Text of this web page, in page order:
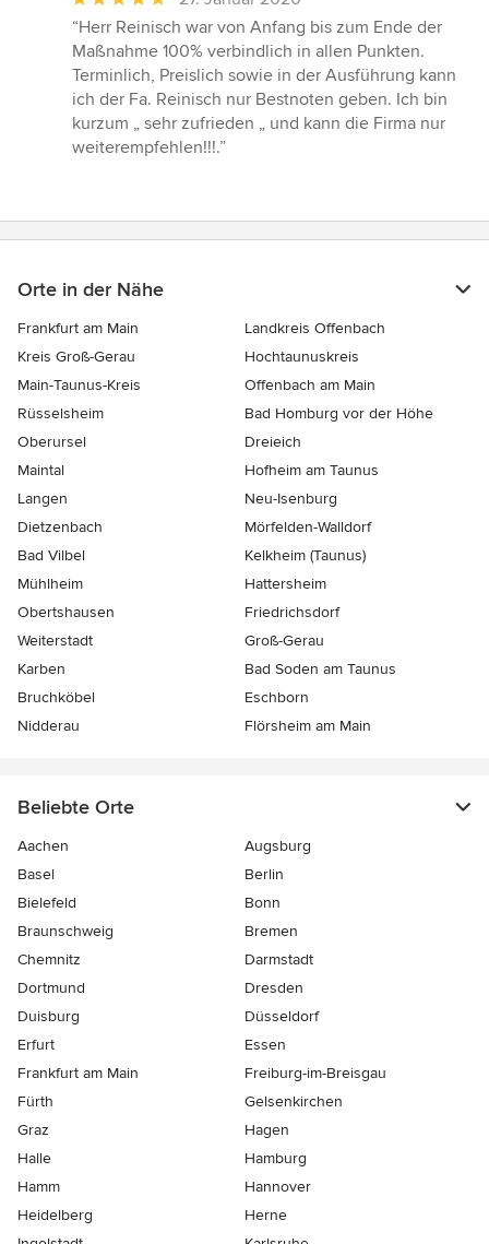
Bewertung:
5
von
5
Sternen
“Herr Reinisch war von Anfang bis zum Ende der
Maßnahme 100% verbindlich in allen Punkten.
Terminlich, Preislich sowie in der Ausführung kann
ich der Fa. Reinisch nur Bestnoten geben. Ich bin
kurzum „ sehr zufrieden „ und kann die Firma nur
weiterempfehlen!!!.”
Orte in der Nähe
Frankfurt am Main
Landkreis Offenbach
Kreis Groß-Gerau
Hochtaunuskreis
Main-Taunus-Kreis
Offenbach am Main
Rüsselsheim
Bad Homburg vor der Höhe
Oberursel
Dreieich
Maintal
Hofheim am Taunus
Langen
Neu-Isenburg
Dietzenbach
Mörfelden-Walldorf
Bad Vilbel
Kelkheim (Taunus)
Mühlheim
Hattersheim
Obertshausen
Friedrichsdorf
Weiterstadt
Groß-Gerau
Karben
Bad Soden am Taunus
Bruchköbel
Eschborn
Nidderau
Flörsheim am Main
Beliebte Orte
Aachen
Augsburg
Basel
Berlin
Bielefeld
Bonn
Braunschweig
Bremen
Chemnitz
Darmstadt
Dortmund
Dresden
Duisburg
Düsseldorf
Erfurt
Essen
Frankfurt am Main
Freiburg-im-Breisgau
Fürth
Gelsenkirchen
Graz
Hagen
Halle
Hamburg
Hamm
Hannover
Heidelberg
Herne